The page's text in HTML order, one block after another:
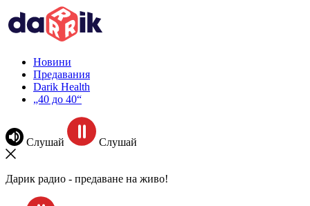
Новини
Предавания
Darik Health
„40 до 40“
Слушай Слушай
Дарик радио - предаване на живо!